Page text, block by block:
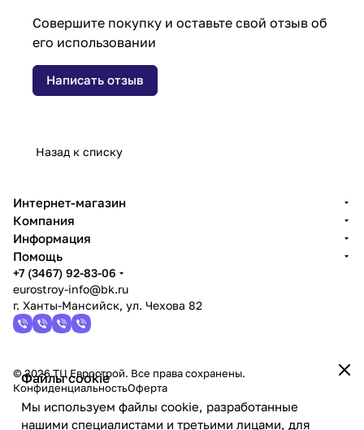
Совершите покупку и оставьте свой отзыв об
его использовании
Написать отзыв
Назад к списку
Файлы cookie
Мы используем файлы cookie, разработанные
нашими специалистами и третьими лицами, для
Интернет-магазин
Компания
Информация
Помощь
+7 (3467) 92-83-06
eurostroy-info@bk.ru
г. Ханты-Мансийск, ул. Чехова 82
© 2026 ТЦ Еврострой. Все права сохранены.
КонфиденциальностьОферта